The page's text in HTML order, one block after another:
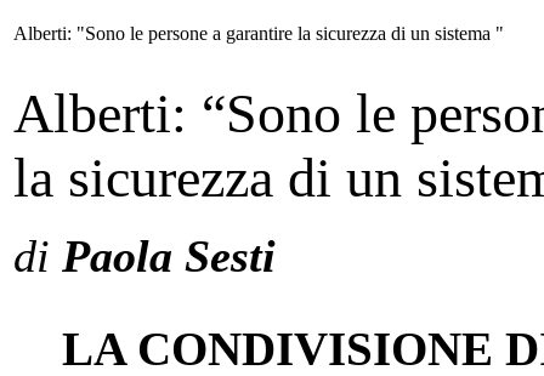
Alberti: "Sono le persone a garantire la sicurezza di un sistema "
Alberti: “Sono le
la sicurezza di un
di Paola Sesti
LA CONDIVISIONE